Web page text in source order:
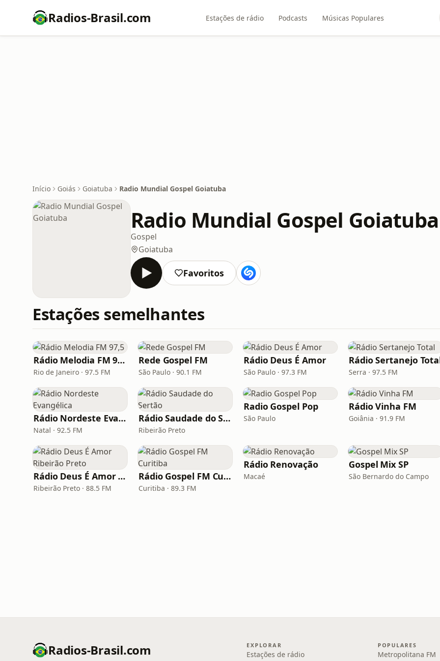
Radios-Brasil.com Estações de rádio Podcasts Músicas Populares
Início Goiás Goiatuba Radio Mundial Gospel Goiatuba
Radio Mundial Gospel Goiatuba
Gospel
Goiatuba
Favoritos
Estações semelhantes
Rádio Melodia FM 97,5
Rio de Janeiro · 97.5 FM
Rede Gospel FM
São Paulo · 90.1 FM
Rádio Deus É Amor
São Paulo · 97.3 FM
Rádio Sertanejo
Serra · 97.5 FM
Rádio Nordeste Evangélica
Natal · 92.5 FM
Rádio Saudade do Sertão
Ribeirão Preto
Radio Gospel Pop
São Paulo
Rádio Vinha FM
Goiânia · 91.9 FM
Rádio Deus É Amor Ribeirão Preto
Ribeirão Preto · 88.5 FM
Rádio Gospel FM Curitiba
Curitiba · 89.3 FM
Rádio Renovação
Macaé
Gospel Mix SP
São Bernardo do Campo
Radios-Brasil.com EXPLORAR
Estações de rádio
POPULARES
Metropolitana FM